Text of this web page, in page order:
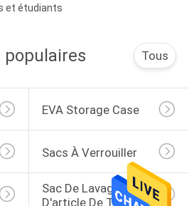
et étudiants
populaires Tous
EVA Storage Case
Sacs À Verrouiller
Sac De Lavage
D'article De Toilette